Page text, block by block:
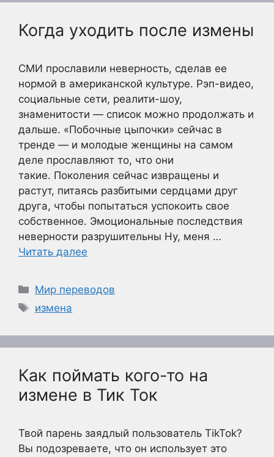
Когда уходить после измены
СМИ прославили неверность, сделав ее
нормой в американской культуре. Рэп-видео,
социальные сети, реалити-шоу,
знаменитости — список можно продолжать и
дальше. «Побочные цыпочки» сейчас в
тренде — и молодые женщины на самом
деле прославляют то, что они
такие. Поколения сейчас извращены и
растут, питаясь разбитыми сердцами друг
друга, чтобы попытаться успокоить свое
собственное. Эмоциональные последствия
неверности разрушительны Ну, меня …
Читать далее
Рубрики
Мир переводов
Метки
измена
Как поймать кого-то на
измене в Тик Ток
Твой парень заядлый пользователь TikTok?
Вы подозреваете, что он использует это